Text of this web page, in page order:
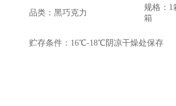
品类：黑巧克力
规格：1
箱
贮存条件：16℃-18℃阴凉干燥处保存